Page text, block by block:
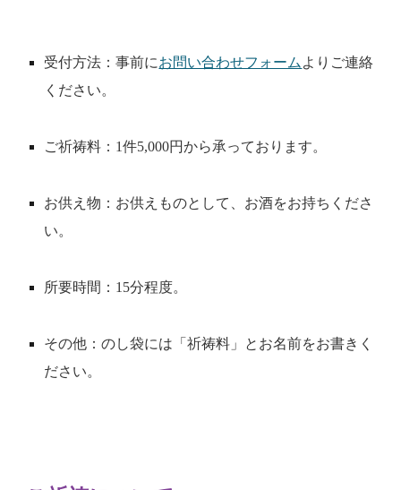
受付方法：事前にお問い合わせフォーム よりご連絡
ください。
ご祈祷料：1件5,000円から承っております。
お供え物：お供えものとして、お酒をお持ちくださ
い。
所要時間：15分程度。
その他：のし袋には「祈祷料」とお名前をお書きく
ださい。